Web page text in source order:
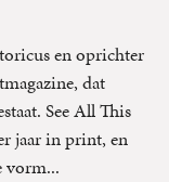
en oprichter
dat
See All This
jaar in print, en
vorm...